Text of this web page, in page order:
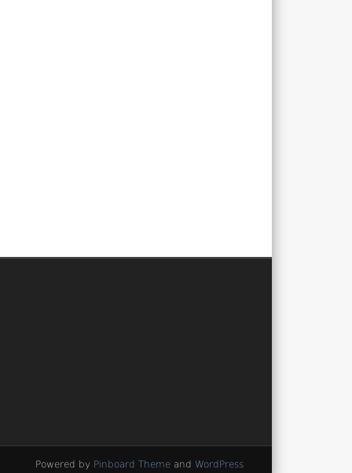
Powered by Pinboard Themeand WordPress